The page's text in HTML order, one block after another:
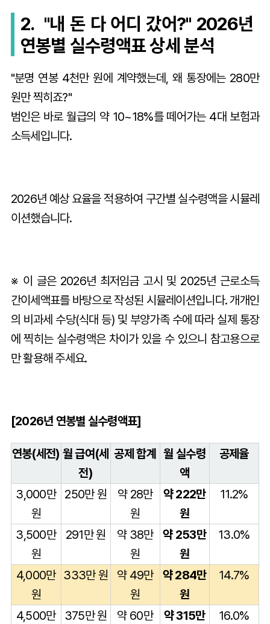
2. "내 돈 다 어디 갔어?" 2026년
연봉별 실수령액표 상세 분석
"분명 연봉 4천만 원에 계약했는데, 왜 통장에는 280만
원만 찍히죠?"
범인은 바로 월급의 약 10~18%를 떼어가는 4대 보험과
소득세입니다.
2026년 예상 요율을 적용하여 구간별 실수령액을 시뮬레
이션했습니다.
※ 이 글은 2026년 최저임금 고시 및 2025년 근로소득
간이세액표를 바탕으로 작성된 시뮬레이션입니다. 개개인
의 비과세 수당(식대 등) 및 부양가족 수에 따라 실제 통장
에 찍히는 실수령액은 차이가 있을 수 있으니 참고용으로
만 활용해 주세요.
[2026년 연봉별 실수령액표]
연봉(세전) 월 급여(세
전)
공제 합계
월 실수령
액
공제율
3,000만
원
250만 원
약 28만
원
약 222만
원
11.2%
3,500만
원
291만 원
약 38만
원
약 253만
원
13.0%
4,000만
원
333만 원
약 49만
원
약 284만
원
14.7%
4,500만
375만 원
약 60만
약 315만
16.0%